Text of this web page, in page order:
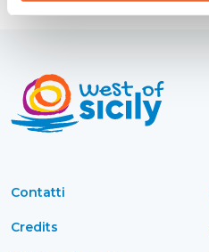
Contatti
Credits